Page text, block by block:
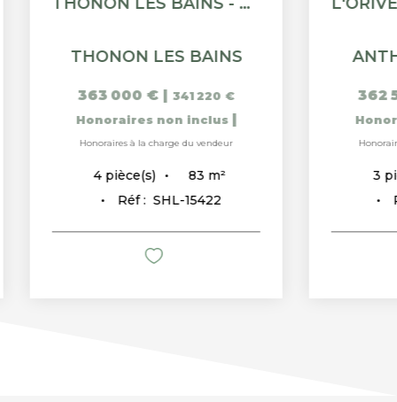
THONON LES BAINS
363 000 € |341 220 €
Honoraires non inclus|
Honoraires à la charge du vendeur
pièce(s) 83m²
Réf : SHL-15422
362